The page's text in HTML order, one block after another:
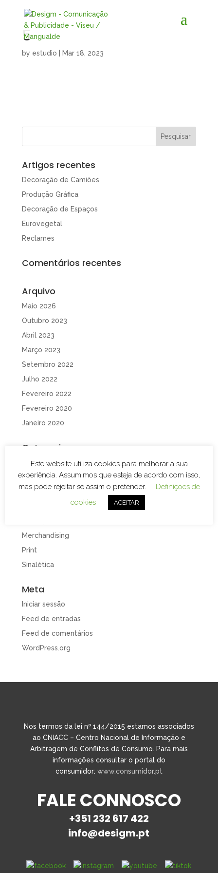
5
by estudio Mar 18, 2023
Artigos recentes
Decoração de Camiões
Produção Gráfica
Decoração de Espaços
Eurovegetal
Reclames
Comentários recentes
Arquivo
Maio 2026
Outubro 2023
Abril 2023
Março 2023
Setembro 2022
Julho 2022
Fevereiro 2022
Fevereiro 2020
Janeiro 2020
Categorias
Branding
Decoração de Espaços
Decoração de Viaturas
Design e Publicidade
Merchandising
Print
Sinalética
Meta
Iniciar sessão
Feed de entradas
Feed de comentários
WordPress.org
Nos termos da lei nº 144/2015 estamos associados
ao CNIACC – Centro Nacional de Informação e
Arbitragem de Conflitos de Consumo. Para mais
informações consultar o portal do
consumidor: www.consumidor.pt
FALE CONNOSCO
+351 232 617 422
info@desigm.pt
Este website utiliza cookies para melhorar a sua
experiência. Assumimos que esteja de acordo com isso,
mas pode rejeitar se assim o pretender.
Definições de
cookies
ACEITAR